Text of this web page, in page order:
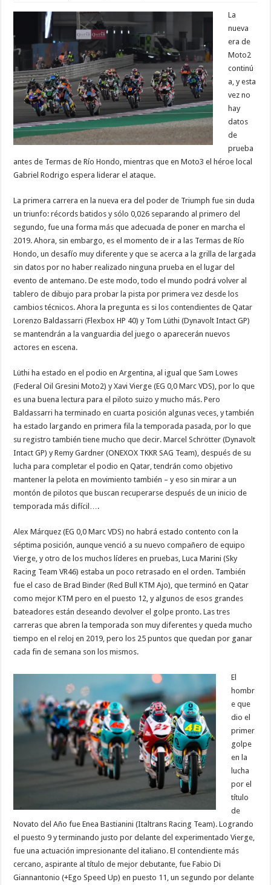
La
nueva
era de
Moto2
continú
a, y esta
vez no
hay
datos
de
prueba
antes de Termas de Río Hondo, mientras que en Moto3 el héroe local
Gabriel Rodrigo espera liderar el ataque.
La primera carrera en la nueva era del poder de Triumph fue sin duda
un triunfo: récords batidos y sólo 0,026 separando al primero del
segundo, fue una forma más que adecuada de poner en marcha el
2019. Ahora, sin embargo, es el momento de ir a las Termas de Río
Hondo, un desafío muy diferente y que se acerca a la grilla de largada
sin datos por no haber realizado ninguna prueba en el lugar del
evento de antemano. De este modo, todo el mundo podrá volver al
tablero de dibujo para probar la pista por primera vez desde los
cambios técnicos. Ahora la pregunta es si los contendientes de Qatar
Lorenzo Baldassarri (Flexbox HP 40) y Tom Lüthi (Dynavolt Intact GP)
se mantendrán a la vanguardia del juego o aparecerán nuevos
actores en escena.
Lüthi ha estado en el podio en Argentina, al igual que Sam Lowes
(Federal Oil Gresini Moto2) y Xavi Vierge (EG 0,0 Marc VDS), por lo que
es una buena lectura para el piloto suizo y mucho más. Pero
Baldassarri ha terminado en cuarta posición algunas veces, y también
ha estado largando en primera fila la temporada pasada, por lo que
su registro también tiene mucho que decir. Marcel Schrötter (Dynavolt
Intact GP) y Remy Gardner (ONEXOX TKKR SAG Team), después de su
lucha para completar el podio en Qatar, tendrán como objetivo
mantener la pelota en movimiento también – y eso sin mirar a un
montón de pilotos que buscan recuperarse después de un inicio de
temporada más difícil….
Alex Márquez (EG 0,0 Marc VDS) no habrá estado contento con la
séptima posición, aunque venció a su nuevo compañero de equipo
Vierge, y otro de los muchos líderes en pruebas, Luca Marini (Sky
Racing Team VR46) estaba un poco retrasado en el orden. También
fue el caso de Brad Binder (Red Bull KTM Ajo), que terminó en Qatar
como mejor KTM pero en el puesto 12, y algunos de esos grandes
bateadores están deseando devolver el golpe pronto. Las tres
carreras que abren la temporada son muy diferentes y queda mucho
tiempo en el reloj en 2019, pero los 25 puntos que quedan por ganar
cada fin de semana son los mismos.
El
hombr
e que
dio el
primer
golpe
en la
lucha
por el
título
de
Novato del Año fue Enea Bastianini (Italtrans Racing Team). Logrando
el puesto 9 y terminando justo por delante del experimentado Vierge,
fue una actuación impresionante del italiano. El contendiente más
cercano, aspirante al título de mejor debutante, fue Fabio Di
Giannantonio (+Ego Speed Up) en puesto 11, un segundo por delante